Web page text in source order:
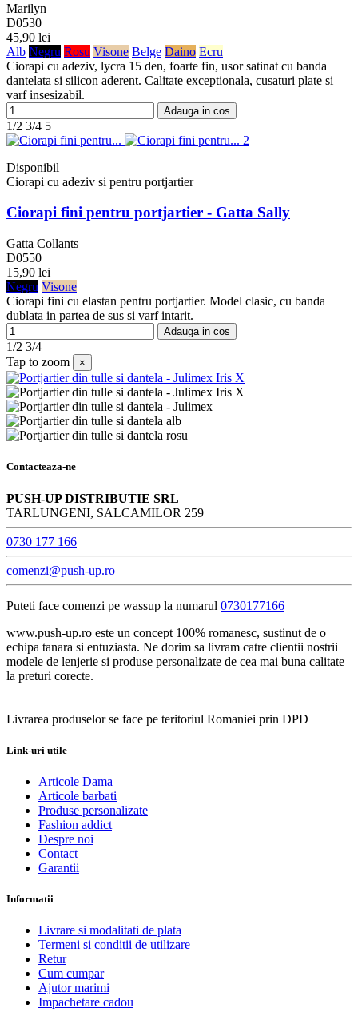
Marilyn
D0530
45,90 lei
Alb Negru Rosu Visone Belge Daino Ecru
Ciorapi cu adeziv, lycra 15 den, foarte fin, usor satinat cu banda
dantelata si silicon aderent. Calitate exceptionala, cusaturi plate si
varf insesizabil.
Adauga in cos
1/2 3/4 5
Disponibil
Ciorapi cu adeziv si pentru portjartier
Ciorapi fini pentru portjartier - Gatta Sally
Gatta Collants
D0550
15,90 lei
Negru Visone
Ciorapi fini cu elastan pentru portjartier. Model clasic, cu banda
dublata in partea de sus si varf intarit.
Adauga in cos
1/2 3/4
Tap to zoom
×
Contacteaza-ne
PUSH-UP DISTRIBUTIE SRL
TARLUNGENI, SALCAMILOR 259
0730 177 166
comenzi@push-up.ro
Puteti face comenzi pe wassup la numarul 0730177166
www.push-up.ro este un concept 100% romanesc, sustinut de o
echipa tanara si entuziasta. Ne dorim sa livram catre clientii nostrii
modele de lenjerie si produse personalizate de cea mai buna calitate
la preturi corecte.
Livrarea produselor se face pe teritoriul Romaniei prin DPD
Link-uri utile
Articole Dama
Articole barbati
Produse personalizate
Fashion addict
Despre noi
Contact
Garantii
Informatii
Livrare si modalitati de plata
Termeni si conditii de utilizare
Retur
Cum cumpar
Ajutor marimi
Impachetare cadou